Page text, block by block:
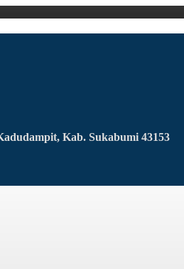
Kab. Sukabumi 43153